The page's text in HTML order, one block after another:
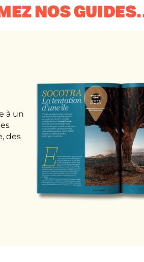
NOS
à un
des